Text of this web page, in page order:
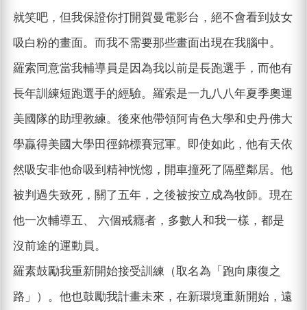
就笑吧，但我保證你打開賀曼電影台，絕不會看到妓女
吸白粉的畫面。而我不需要那些畫面出現在我腦中。
羅索同意當我輔導員是因為我以前是長跑選手，而他有
長年訓練短跑選手的經驗。羅索是一九八八年夏季奧運
美國隊的助理教練。後來他帶領阿肯色大學和史丹佛大
學贏得美國大學田徑錦標賽冠軍。即使如此，他有天依
然吸安非他命吸到精神恍惚，開車撞死了隔壁鄰居。他
被判過失致死，關了五年，之後被按立成為牧師。現在
他一次輔導五、 六個戒癮者，多數人和我一樣，都是
沒前途的運動員。
羅素鼓勵我重新開始接受訓練（取名為「跑向康復之
路」）。他也鼓勵我計畫未來，在新環境重新開始，遠